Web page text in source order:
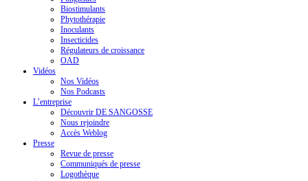
Biostimulants
Phytothérapie
Inoculants
Insecticides
Régulateurs de croissance
OAD
Vidéos
Nos Vidéos
Nos Podcasts
L’entreprise
Découvrir DE SANGOSSE
Nous rejoindre
Accès Weblog
Presse
Revue de presse
Communiqués de presse
Logothèque